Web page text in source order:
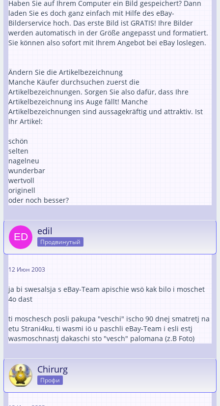
Haben Sie auf Ihrem Computer ein Bild gespeichert? Dann
laden Sie es doch ganz einfach mit Hilfe des eBay-
Bilderservice hoch. Das erste Bild ist GRATIS! Ihre Bilder
werden automatisch in der Größe angepasst und formatiert.
Sie können also sofort mit Ihrem Angebot bei eBay loslegen.
Ändern Sie die Artikelbezeichnung
Manche Käufer durchsuchen zuerst die
Artikelbezeichnungen. Sorgen Sie also dafür, dass Ihre
Artikelbezeichnung ins Auge fällt! Manche
Artikelbezeichnungen sind aussagekräftig und attraktiv. Ist
Ihr Artikel:
schön
selten
nagelneu
wunderbar
wertvoll
originell
oder noch besser?
edil
Продвинутый
12 Июн 2003
ja bi swesalsja s eBay-Team apischie wsö kak bilo i moschet
4o dast
ti moschesch posli pakupa "veschi" ischo 90 dnej smatretj na
etu Strani4ku, ti wasmi iö u paschli eBay-Team i esli estj
wasmoschnastj dakaschi sto "vesch" palomana (z.B Foto)
Chirurg
Профи